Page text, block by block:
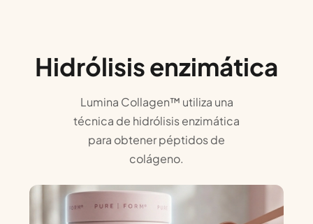
Hidrólisis enzimática
Lumina Collagen™ utiliza una
técnica de hidrólisis enzimática
para obtener péptidos de
colágeno.